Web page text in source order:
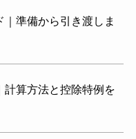
準備から引き渡しま
算方法と控除特例を